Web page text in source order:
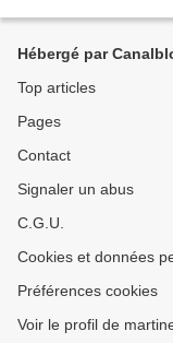
Hébergé par
Top articles
Pages
Contact
Signaler un abus
C.G.U.
Cookies et données
Préférences cookies
Voir le profil de